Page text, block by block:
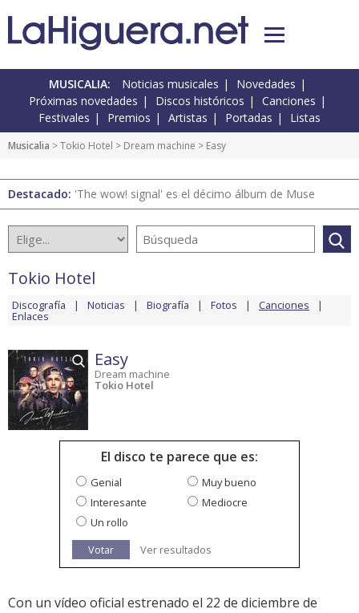
MUSICALIA: Noticias musicales
Novedades
Próximas novedades
Discos históricos
Canciones
Festivales
Premios Artistas Portadas Listas
Musicalia >Tokio Hotel > Dream machine > Easy
Destacado: 'The wow! signal' es el décimo álbum de Muse
Tokio Hotel
Discografía Noticias Biografía Fotos Canciones
Enlaces
Easy
Dream machine
Tokio Hotel
El disco te parece que es:
Genial
Muy bueno
Interesante
Mediocre
Un rollo
Votar
Ver resultados
Con un vídeo oficial estrenado el 22 de diciembre de